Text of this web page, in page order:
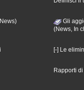
Gli
(News, In
[-] Le
Rapporti